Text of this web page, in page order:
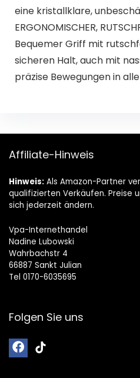
eine kristallklare,
ERGONOMISCHER,
Bequemer Griff mit
sicheren Halt, auch mit
präzise Bewegungen in
Affiliate-Hinweis
Hinweis: Als Amazon-Partner
qualifizierten Verkäufen. Preise
sich jederzeit ändern.
Vpa-Internethandel
Nadine Lubowski
Wahrbachstr 4
66887 Sankt Julian
Tel 0170-6035695
Folgen Sie uns